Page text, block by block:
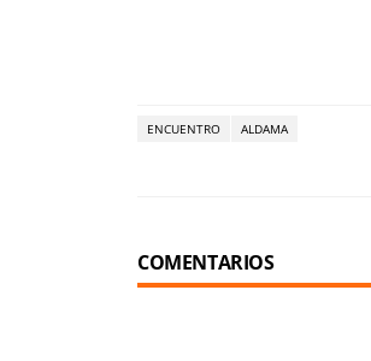
ENCUENTRO ALDAMA
COMENTARIOS